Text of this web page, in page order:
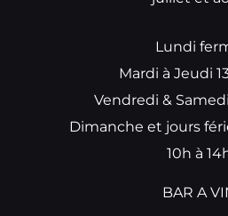
Lundi
Mardi à Jeudi
Vendredi & Samedi
Dimanche et jours
10h à
BAR A